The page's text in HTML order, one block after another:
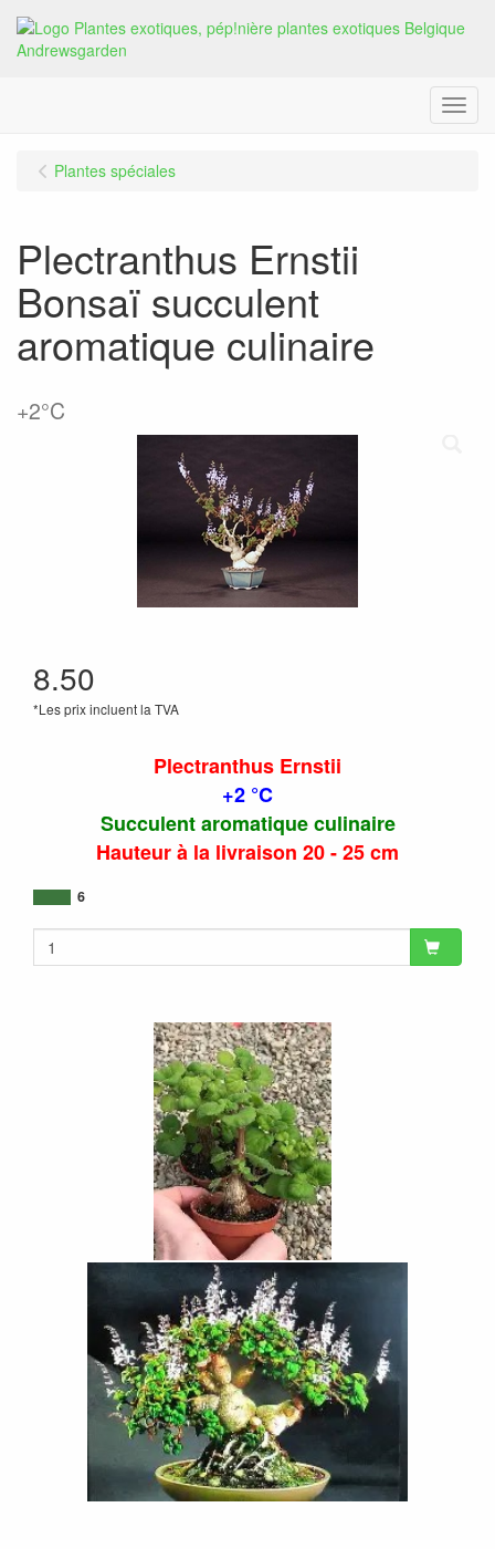
Menu
Plantes spéciales
Plectranthus Ernstii
Bonsaï succulent
aromatique culinaire
+2°C
8.50
*Les prix incluent la TVA
Plectranthus Ernstii
+2 °C
Succulent aromatique culinaire
Hauteur à la livraison 20 - 25 cm
6